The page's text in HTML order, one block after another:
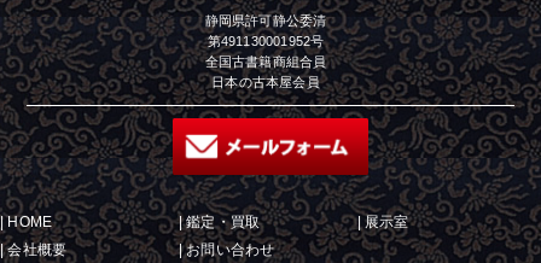
静岡県許可静公委清
第491130001952号
全国古書籍商組合員
日本の古本屋会員
|HOME |鑑定・買取 |展示室
|会社概要 |お問い合わせ